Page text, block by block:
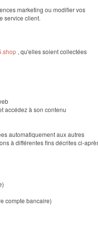
marketing ou modifier vos
service client.
, qu'elles soient collectées
accédez à son contenu
automatiquement aux autres
à différentes fins décrites ci-
compte bancaire)